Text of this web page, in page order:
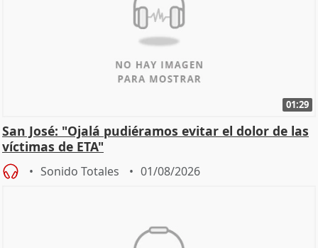
01:29
San José: "Ojalá pudiéramos evitar el dolor de las
víctimas de ETA"
Sonido Totales 01/08/2026